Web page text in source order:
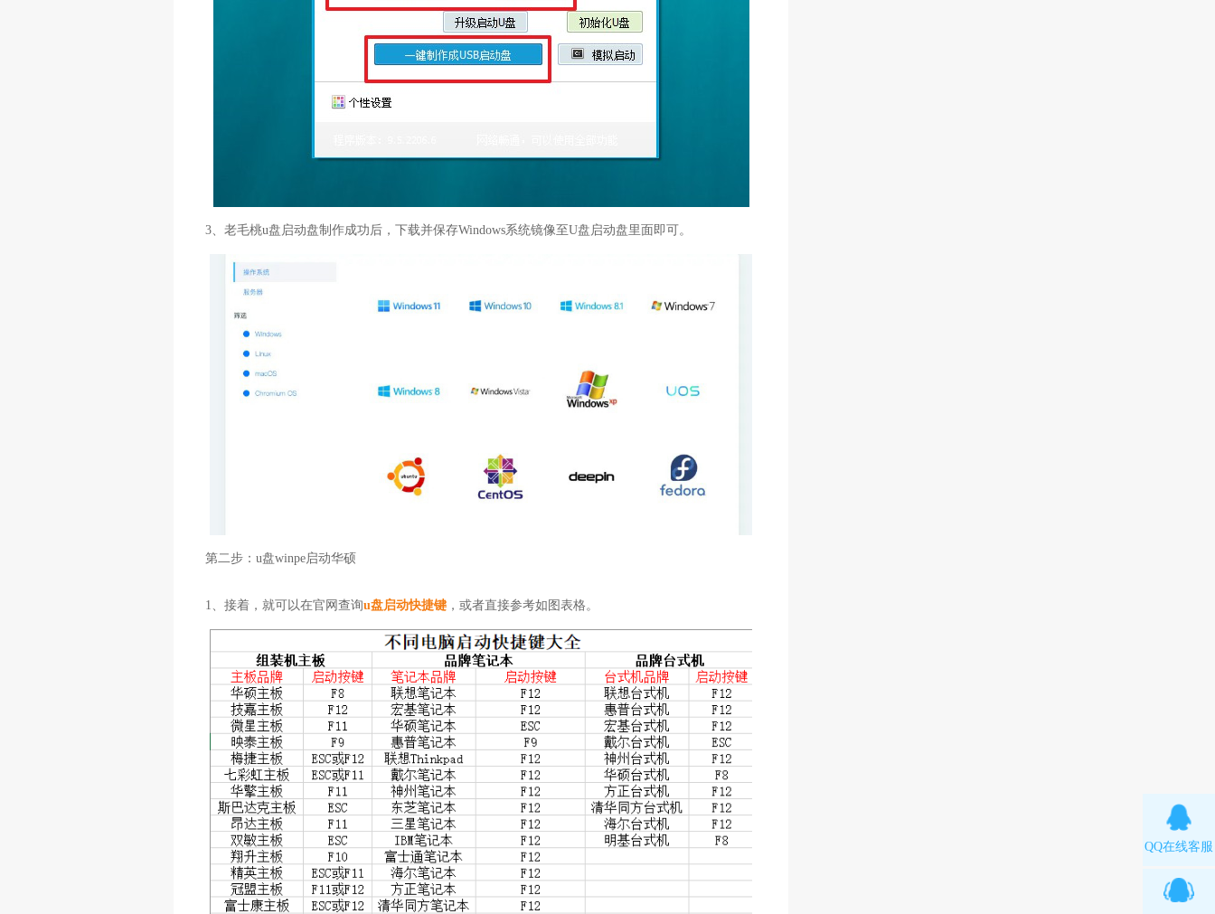
3、老毛桃u盘启动盘制作成功后，下载并保存Windows系统镜像至U盘启动盘里面即可。
第二步：u盘winpe启动华硕
1、接着，就可以在官网查询u盘启动快捷键 ，或者直接参考如图表格。
QQ在线客服